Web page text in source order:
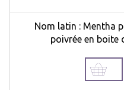
Nom latin : Mentha
poivrée en boite